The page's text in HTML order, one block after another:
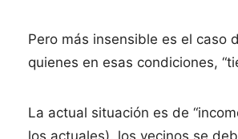
Pero más insensible es el caso
quienes en esas condiciones,
La actual situación es de